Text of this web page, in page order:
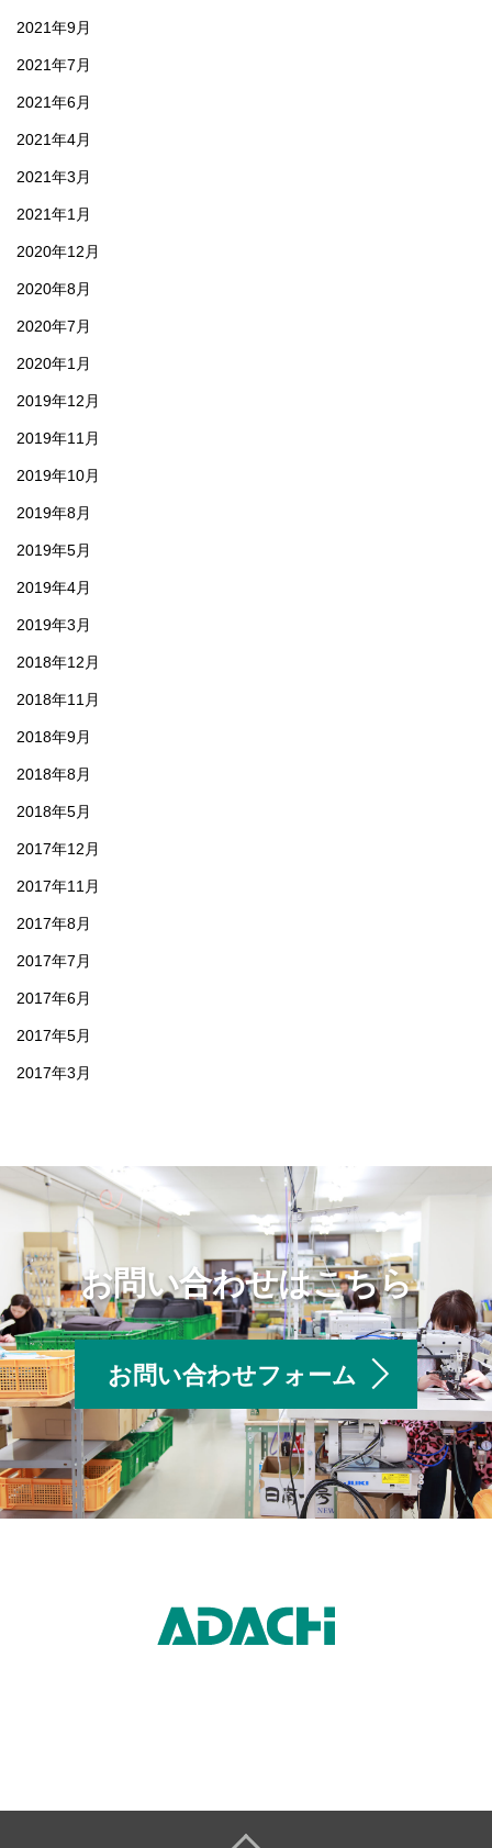
2021年9月
2021年7月
2021年6月
2021年4月
2021年3月
2021年1月
2020年12月
2020年8月
2020年7月
2020年1月
2019年12月
2019年11月
2019年10月
2019年8月
2019年5月
2019年4月
2019年3月
2018年12月
2018年11月
2018年9月
2018年8月
2018年5月
2017年12月
2017年11月
2017年8月
2017年7月
2017年6月
2017年5月
2017年3月
お問い合わせはこちら
お問い合わせフォーム